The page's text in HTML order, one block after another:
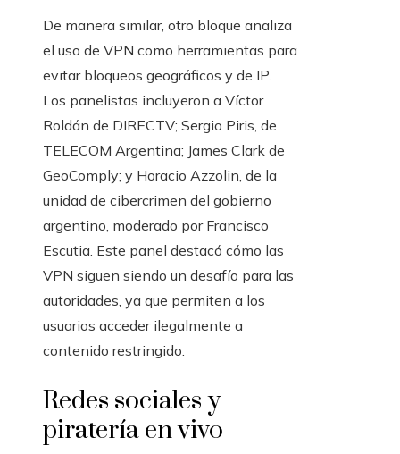
De manera similar, otro bloque analiza
el uso de VPN como herramientas para
evitar bloqueos geográficos y de IP.
Los panelistas incluyeron a Víctor
Roldán de DIRECTV; Sergio Piris, de
TELECOM Argentina; James Clark de
GeoComply; y Horacio Azzolin, de la
unidad de cibercrimen del gobierno
argentino, moderado por Francisco
Escutia. Este panel destacó cómo las
VPN siguen siendo un desafío para las
autoridades, ya que permiten a los
usuarios acceder ilegalmente a
contenido restringido.
Redes sociales y
piratería en vivo